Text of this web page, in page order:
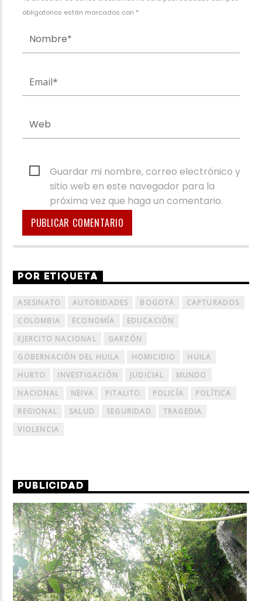
obligatorios están marcados con *
Guardar mi nombre, correo electrónico y
sitio web en este navegador para la
próxima vez que haga un comentario.
POR ETIQUETA
ASESINATO AUTORIDADES BOGOTÁ
CAPTURADOS
COLOMBIA
ECONOMÍA
EDUCACIÓN
EJERCITO NACIONAL
GARZÓN
GOBERNACIÓN DEL HUILA
HOMICIDIO
HUILA
HURTO
INVESTIGACIÓN JUDICIAL
MUNDO
NACIONAL
NEIVA PITALITO POLICÍA
POLÍTICA
REGIONAL
SALUD SEGURIDAD
TRAGEDIA
VIOLENCIA
PUBLICIDAD